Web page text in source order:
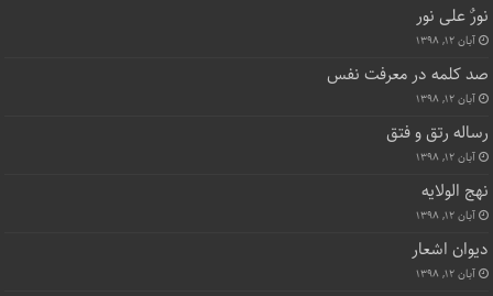
نورٌ علی نور
آبان ۱۲, ۱۳۹۸
صد کلمه در معرفت نفس
آبان ۱۲, ۱۳۹۸
رساله رتق و فتق
آبان ۱۲, ۱۳۹۸
نهج الولایه
آبان ۱۲, ۱۳۹۸
دیوان اشعار
آبان ۱۲, ۱۳۹۸